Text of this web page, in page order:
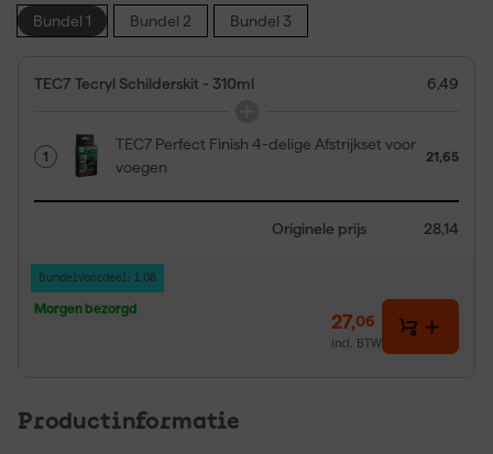
Bundel 1 Bundel 2 Bundel 3
TEC7 Tecryl Schilderskit - 310ml 6,49
1
TEC7 Perfect Finish 4-delige Afstrijkset voor
voegen
21,65
Originele prijs 28,14
Bundelvoordeel: 1,08
Morgen bezorgd
27,06
incl. BTW
Productinformatie